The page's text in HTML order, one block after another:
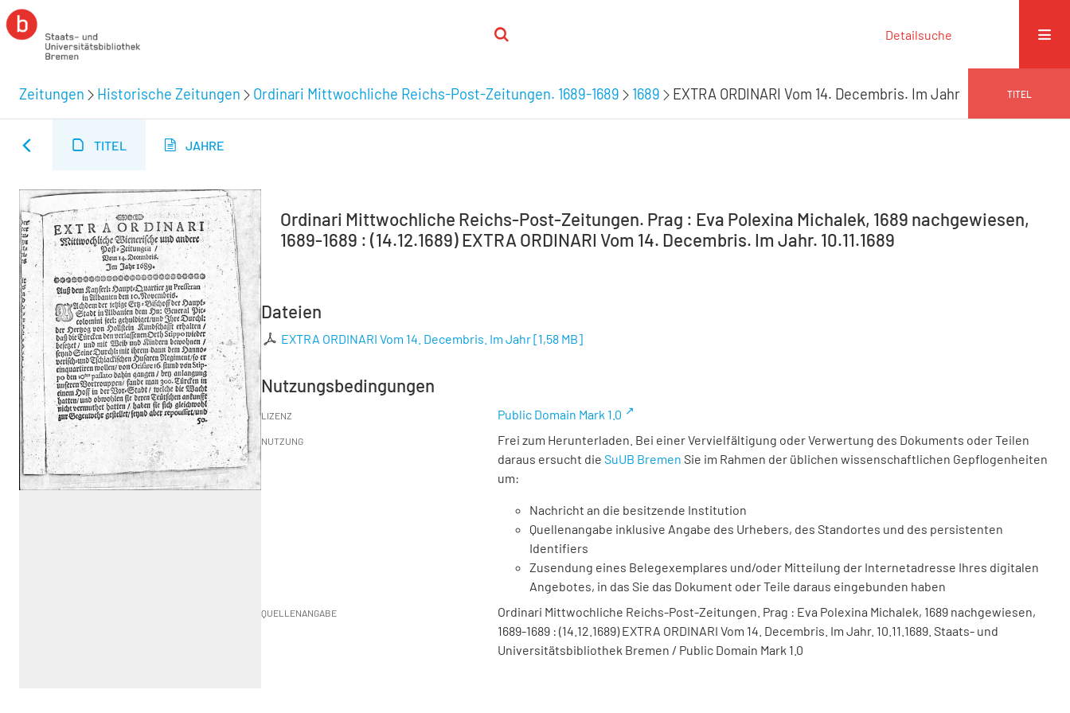
Detailsuche
Zeitungen Historische Zeitungen Ordinari Mittwochliche Reichs-Post-Zeitungen. 1689-1689 1689 EXTRA ORDINARI Vom 14. Decembris. Im Jahr TITEL
TITEL JAHRE
Ordinari Mittwochliche Reichs-Post-Zeitungen. Prag : Eva Polexina Michalek, 1689 nachgewiesen,
1689-1689 : (14.12.1689) EXTRA ORDINARI Vom 14. Decembris. Im Jahr. 10.11.1689
Dateien
EXTRA ORDINARI Vom 14. Decembris. Im Jahr[1,58 MB]
Nutzungsbedingungen
LIZENZ Public Domain Mark 1.0
NUTZUNG
Frei zum Herunterladen. Bei einer Vervielfältigung oder Verwertung des Dokuments oder Teilen
daraus ersucht die SuUB Bremen Sie im Rahmen der üblichen wissenschaftlichen Gepflogenheiten
um:
Nachricht an die besitzende Institution
Quellenangabe inklusive Angabe des Urhebers, des Standortes und des persistenten
Identifiers
Zusendung eines Belegexemplares und/oder Mitteilung der Internetadresse Ihres digitalen
Angebotes, in das Sie das Dokument oder Teile daraus eingebunden haben
QUELLENANGABE
Ordinari Mittwochliche Reichs-Post-Zeitungen. Prag : Eva Polexina Michalek, 1689 nachgewiesen,
1689-1689 : (14.12.1689) EXTRA ORDINARI Vom 14. Decembris. Im Jahr. 10.11.1689. Staats- und
Universitätsbibliothek Bremen / Public Domain Mark 1.0